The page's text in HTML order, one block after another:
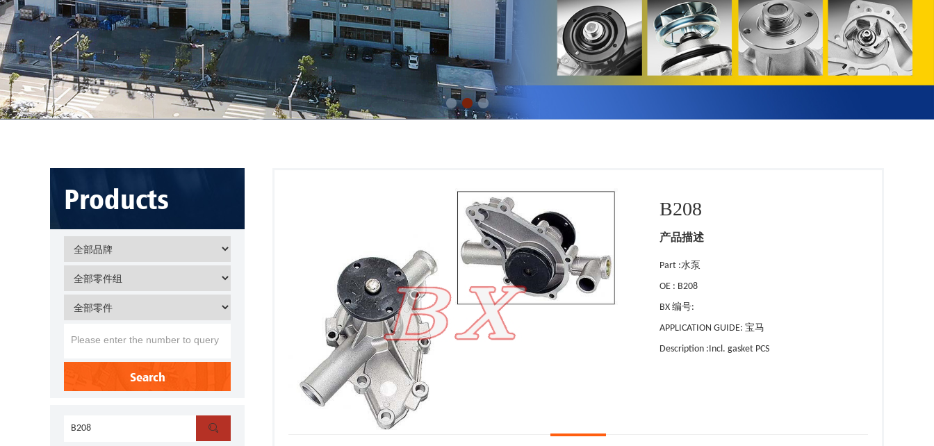
Products
Search

B208
产品描述
Part :水泵
OE : B208
BX 编号:
APPLICATION GUIDE: 宝马
Description :Incl. gasket PCS